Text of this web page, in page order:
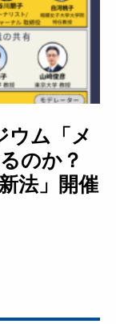
ウム「メ
のか？
法」開催